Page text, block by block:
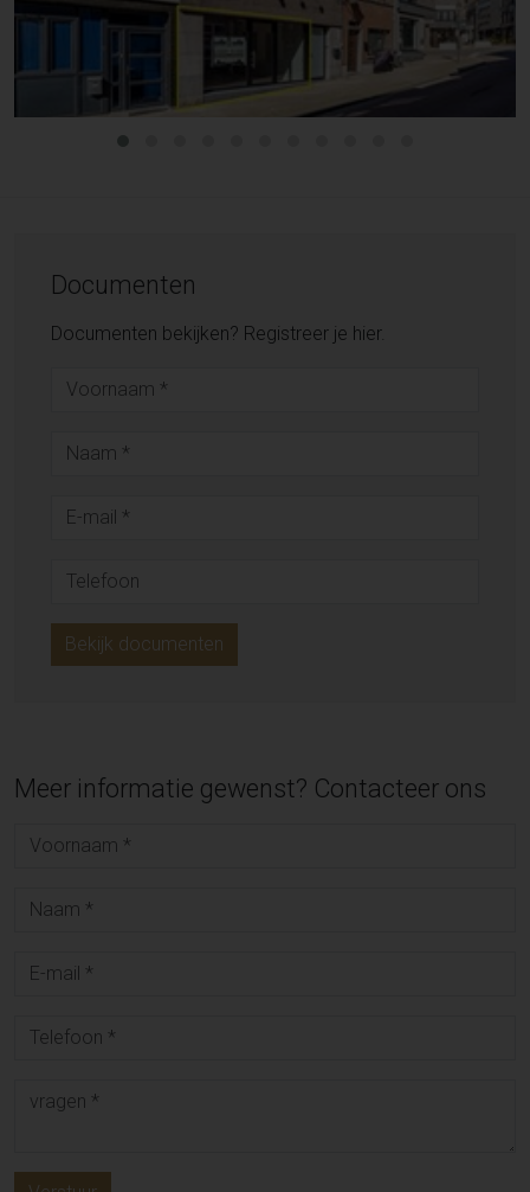
Documenten
Documenten bekijken? Registreer je hier.
Bekijk documenten
Meer informatie gewenst? Contacteer ons